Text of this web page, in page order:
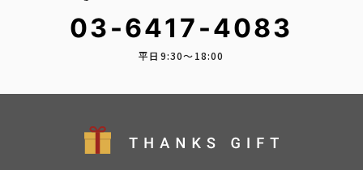
03-6417-4083
平日9:30〜18:00